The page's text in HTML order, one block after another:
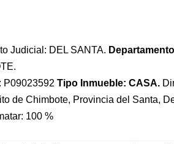
Judicial: DEL SANTA.
P09023592 Tipo Inmueble: CASA.
de Chimbote, Provincia del Santa,
100 %